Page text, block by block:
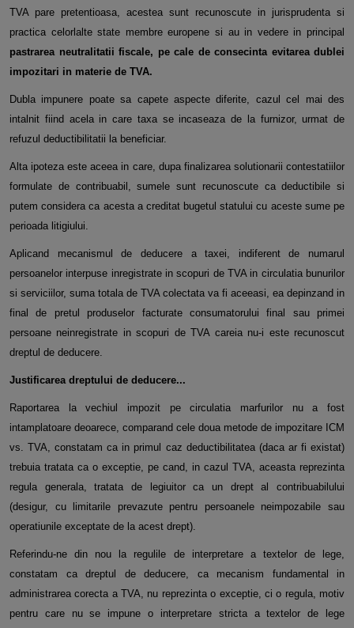
TVA pare pretentioasa, acestea sunt recunoscute in jurisprudenta si
practica celorlalte state membre europene si au in vedere in principal
pastrarea neutralitatii fiscale, pe cale de consecinta evitarea dublei
impozitari in materie de TVA.
Dubla impunere poate sa capete aspecte diferite, cazul cel mai des
intalnit fiind acela in care taxa se incaseaza de la furnizor, urmat de
refuzul deductibilitatii la beneficiar.
Alta ipoteza este aceea in care, dupa finalizarea solutionarii contestatiilor
formulate de contribuabil, sumele sunt recunoscute ca deductibile si
putem considera ca acesta a creditat bugetul statului cu aceste sume pe
perioada litigiului.
Aplicand mecanismul de deducere a taxei, indiferent de numarul
persoanelor interpuse inregistrate in scopuri de TVA in circulatia bunurilor
si serviciilor, suma totala de TVA colectata va fi aceeasi, ea depinzand in
final de pretul produselor facturate consumatorului final sau primei
persoane neinregistrate in scopuri de TVA careia nu-i este recunoscut
dreptul de deducere.
Justificarea dreptului de deducere...
Raportarea la vechiul impozit pe circulatia marfurilor nu a fost
intamplatoare deoarece, comparand cele doua metode de impozitare ICM
vs. TVA, constatam ca in primul caz deductibilitatea (daca ar fi existat)
trebuia tratata ca o exceptie, pe cand, in cazul TVA, aceasta reprezinta
regula generala, tratata de legiuitor ca un drept al contribuabilului
(desigur, cu limitarile prevazute pentru persoanele neimpozabile sau
operatiunile exceptate de la acest drept).
Referindu-ne din nou la regulile de interpretare a textelor de lege,
constatam ca dreptul de deducere, ca mecanism fundamental in
administrarea corecta a TVA, nu reprezinta o exceptie, ci o regula, motiv
pentru care nu se impune o interpretare stricta a textelor de lege